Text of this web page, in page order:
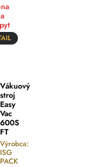
Vákuový
stroj
Easy
Vac
600S
FT
Výrobca:
ISG
PACK